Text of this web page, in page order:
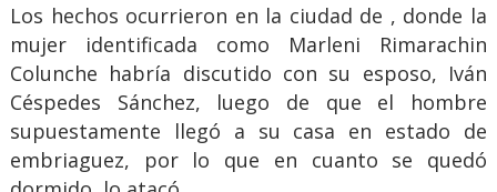
Los hechos ocurrieron en la ciudad de , donde la
mujer identificada como Marleni Rimarachin
Colunche habría discutido con su esposo, Iván
Céspedes Sánchez, luego de que el hombre
supuestamente llegó a su casa en estado de
embriaguez, por lo que en cuanto se quedó